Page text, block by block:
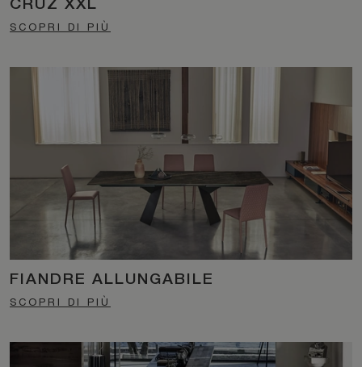
CRUZ XXL
SCOPRI DI PIÙ
FIANDRE ALLUNGABILE
SCOPRI DI PIÙ